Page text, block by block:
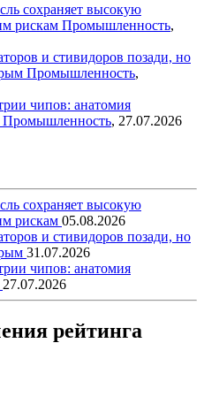
сохраняет высокую
рискам Промышленность,
и стивидоров позади, но
Промышленность,
чипов: анатомия
Промышленность, 27.07.2026
сохраняет высокую
рискам 05.08.2026
и стивидоров позади, но
31.07.2026
чипов: анатомия
27.07.2026
рейтинга